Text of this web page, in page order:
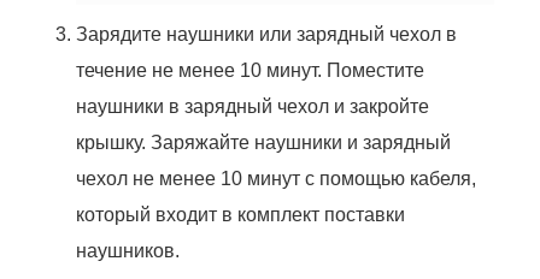
Зарядите наушники или зарядный чехол в
течение не менее 10 минут. Поместите
наушники в зарядный чехол и закройте
крышку. Заряжайте наушники и зарядный
чехол не менее 10 минут с помощью кабеля,
который входит в комплект поставки
наушников.